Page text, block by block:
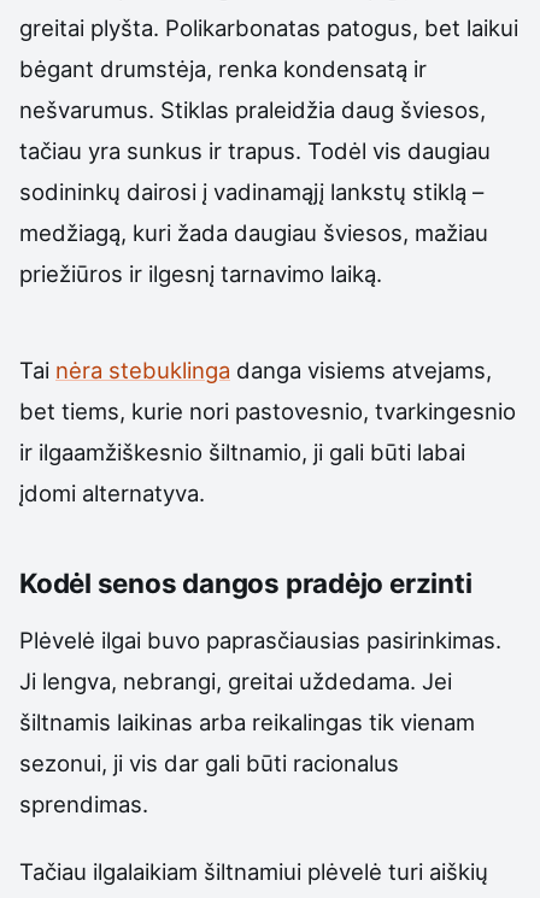
greitai plyšta. Polikarbonatas patogus, bet laikui
bėgant drumstėja, renka kondensatą ir
nešvarumus. Stiklas praleidžia daug šviesos,
tačiau yra sunkus ir trapus. Todėl vis daugiau
sodininkų dairosi į vadinamąjį lankstų stiklą –
medžiagą, kuri žada daugiau šviesos, mažiau
priežiūros ir ilgesnį tarnavimo laiką.
Tai nėra stebuklinga danga visiems atvejams,
bet tiems, kurie nori pastovesnio, tvarkingesnio
ir ilgaamžiškesnio šiltnamio, ji gali būti labai
įdomi alternatyva.
Kodėl senos dangos pradėjo erzinti
Plėvelė ilgai buvo paprasčiausias pasirinkimas.
Ji lengva, nebrangi, greitai uždedama. Jei
šiltnamis laikinas arba reikalingas tik vienam
sezonui, ji vis dar gali būti racionalus
sprendimas.
Tačiau ilgalaikiam šiltnamiui plėvelė turi aiškių